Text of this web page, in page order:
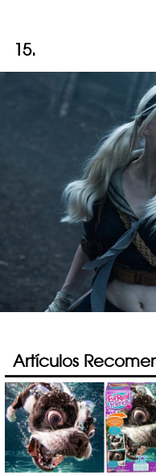
15.
Artículos